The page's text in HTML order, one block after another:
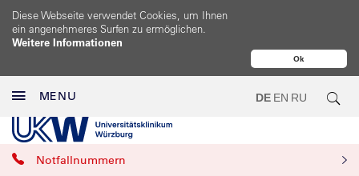
Ok
Diese Webseite verwendet Cookies, um Ihnen
ein angenehmeres Surfen zu ermöglichen.
Weitere Informationen
MENU DE EN RU
Notfallnummern